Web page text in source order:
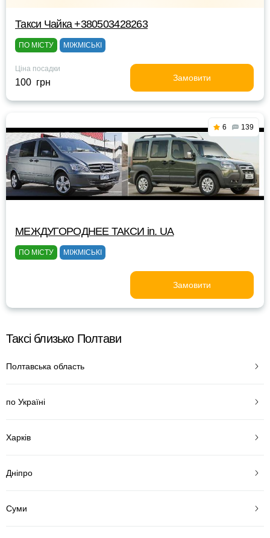
Такси Чайка +380503428263
ПО МІСТУ МІЖМІСЬКІ
Ціна посадки
100 грн Замовити
6 139
МЕЖДУГОРОДНЕЕ ТАКСИ in. UA
ПО МІСТУ МІЖМІСЬКІ
Замовити
Таксі близько Полтави
Полтавська область
по Україні
Харків
Дніпро
Суми